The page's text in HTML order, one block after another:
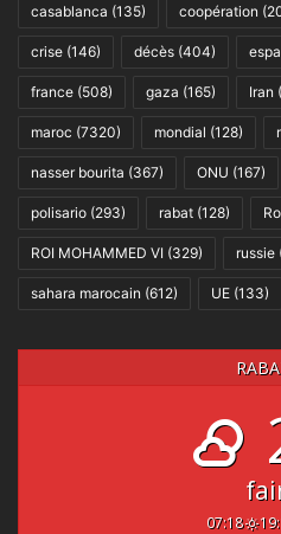
casablanca (135) coopération
crise (146) décès (404)
france (508) gaza (165) Iran
maroc (7320) mondial (128)
nasser bourita (367) ONU (167)
polisario (293) rabat (128)
ROI MOHAMMED VI (329) russie
sahara marocain (612) UE (133)
07:18